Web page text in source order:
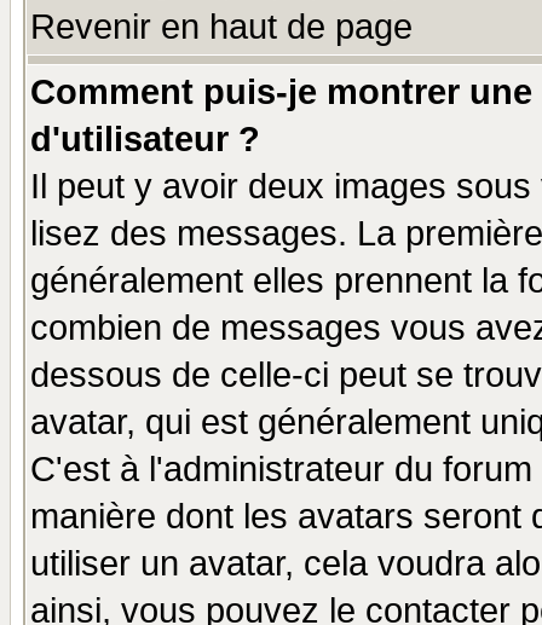
Revenir en haut de page
Comment puis-je montrer
d'utilisateur ?
Il peut y avoir deux images
lisez des messages. La
généralement elles prennent la
combien de messages vous
dessous de celle-ci peut se
avatar, qui est généralement
C'est à l'administrateur du
manière dont les avatars seront
utiliser un avatar, cela voudra
ainsi, vous pouvez le contacter